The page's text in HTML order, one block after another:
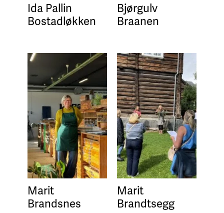
Ida Pallin
Bostadløkken
Bjørgulv
Braanen
Marit
Brandsnes
Marit
Brandtsegg